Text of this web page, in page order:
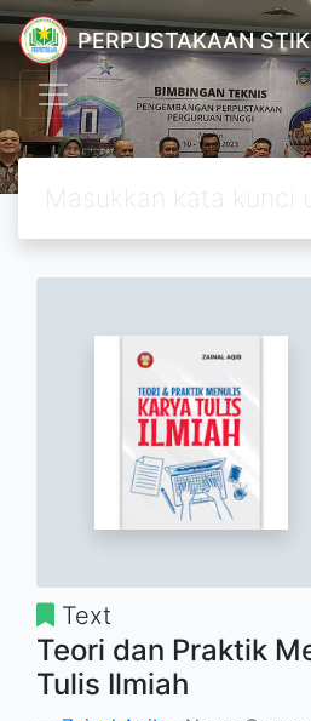
PERPUSTAKAAN
Text
Teori dan Praktik
Tulis Ilmiah